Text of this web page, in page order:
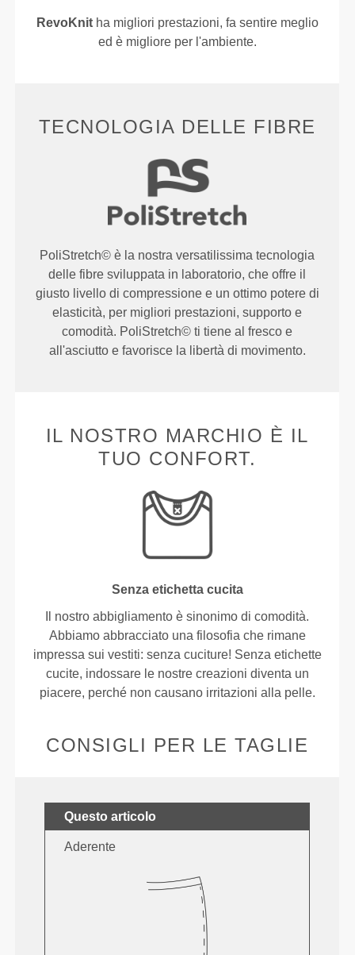
RevoKnitha migliori prestazioni, fa sentire meglio
ed è migliore per l'ambiente.
TECNOLOGIA DELLE FIBRE
PoliStretch© è la nostra versatilissima tecnologia
delle fibre sviluppata in laboratorio, che offre il
giusto livello di compressione e un ottimo potere di
elasticità, per migliori prestazioni, supporto e
comodità. PoliStretch© ti tiene al fresco e
all'asciutto e favorisce la libertà di movimento.
IL NOSTRO MARCHIO È IL
TUO CONFORT.
Senza etichetta cucita
Il nostro abbigliamento è sinonimo di comodità.
Abbiamo abbracciato una filosofia che rimane
impressa sui vestiti: senza cuciture! Senza etichette
cucite, indossare le nostre creazioni diventa un
piacere, perché non causano irritazioni alla pelle.
CONSIGLI PER LE TAGLIE
Questo articolo
Aderente